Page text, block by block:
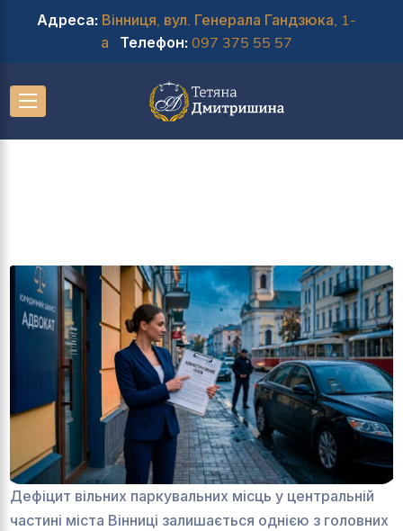
Адреса: Вінниця, вул. Генерала Гандзюка, 1-
а
Телефон: 097 375 55 57
Дефіцит вільних паркувальних місць у центральній
частині міста Вінниці залишається однією з головних